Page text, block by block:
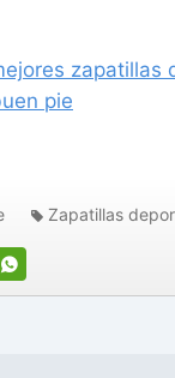
zapatillas
pie
Zapatillas